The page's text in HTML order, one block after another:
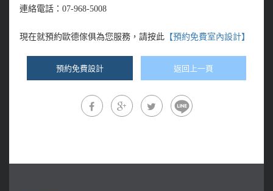
連絡電話： 07-968-5008
現在就預約歐德傢俱為您服務，請按此【預約免費室內設計】
預約免費設計 返回上一頁